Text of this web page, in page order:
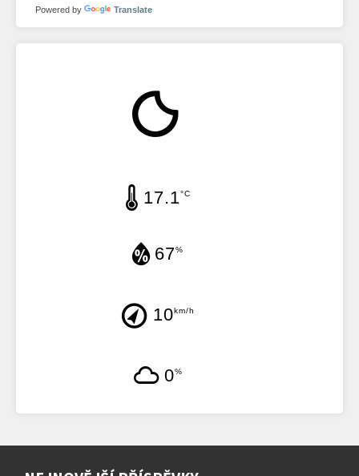
Powered by Translate
17.1°C
67%
10km/h
0%